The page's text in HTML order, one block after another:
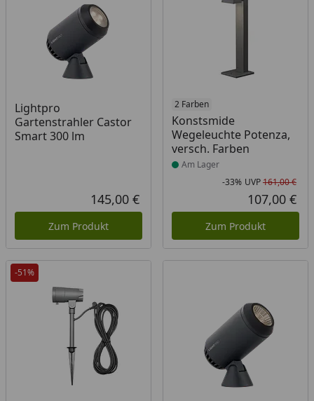
Lightpro
Gartenstrahler Castor
Smart 300 lm
Aktueller Preis
145,00 €
Zum Produkt
2 Farben
Konstsmide
Wegeleuchte Potenza,
versch. Farben
Produkt am Lager
Am Lager
-33% UVP161,00 €
107,00 €
Zum Produkt
-51%